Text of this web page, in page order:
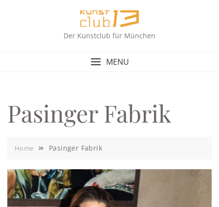
Der Kunstclub für München
MENU
Pasinger Fabrik
Home Pasinger Fabrik